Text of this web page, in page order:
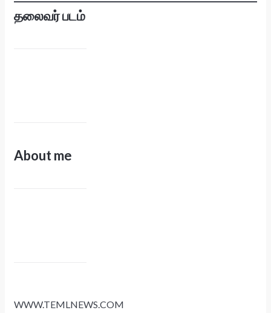
தலைவர் படம்
About me
WWW.TEMLNEWS.COM